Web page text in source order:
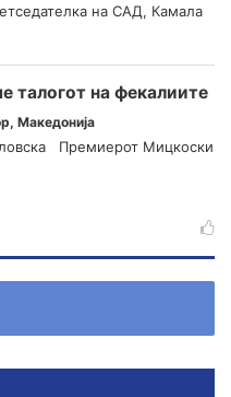
на САД, Камала
талогот на фекалиите
, Македонија
Премиерот Мицкоски